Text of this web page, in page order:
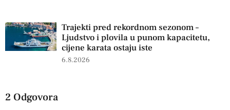
Trajekti pred rekordnom sezonom –
Ljudstvo i plovila u punom kapacitetu,
cijene karata ostaju iste
6.8.2026
2 Odgovora